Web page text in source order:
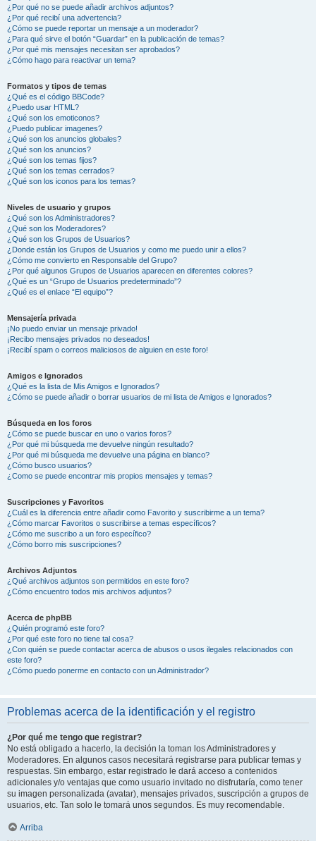
¿Por qué no se puede añadir archivos adjuntos?
¿Por qué recibí una advertencia?
¿Cómo se puede reportar un mensaje a un moderador?
¿Para qué sirve el botón “Guardar” en la publicación de temas?
¿Por qué mis mensajes necesitan ser aprobados?
¿Cómo hago para reactivar un tema?
Formatos y tipos de temas
¿Qué es el código BBCode?
¿Puedo usar HTML?
¿Qué son los emoticonos?
¿Puedo publicar imagenes?
¿Qué son los anuncios globales?
¿Qué son los anuncios?
¿Qué son los temas fijos?
¿Qué son los temas cerrados?
¿Qué son los iconos para los temas?
Niveles de usuario y grupos
¿Qué son los Administradores?
¿Qué son los Moderadores?
¿Qué son los Grupos de Usuarios?
¿Donde están los Grupos de Usuarios y como me puedo unir a ellos?
¿Cómo me convierto en Responsable del Grupo?
¿Por qué algunos Grupos de Usuarios aparecen en diferentes colores?
¿Qué es un “Grupo de Usuarios predeterminado”?
¿Qué es el enlace “El equipo”?
Mensajería privada
¡No puedo enviar un mensaje privado!
¡Recibo mensajes privados no deseados!
¡Recibí spam o correos maliciosos de alguien en este foro!
Amigos e Ignorados
¿Qué es la lista de Mis Amigos e Ignorados?
¿Cómo se puede añadir o borrar usuarios de mi lista de Amigos e Ignorados?
Búsqueda en los foros
¿Cómo se puede buscar en uno o varios foros?
¿Por qué mi búsqueda me devuelve ningún resultado?
¿Por qué mi búsqueda me devuelve una página en blanco?
¿Cómo busco usuarios?
¿Como se puede encontrar mis propios mensajes y temas?
Suscripciones y Favoritos
¿Cuál es la diferencia entre añadir como Favorito y suscribirme a un tema?
¿Cómo marcar Favoritos o suscribirse a temas específicos?
¿Cómo me suscribo a un foro específico?
¿Cómo borro mis suscripciones?
Archivos Adjuntos
¿Qué archivos adjuntos son permitidos en este foro?
¿Cómo encuentro todos mis archivos adjuntos?
Acerca de phpBB
¿Quién programó este foro?
¿Por qué este foro no tiene tal cosa?
¿Con quién se puede contactar acerca de abusos o usos ilegales relacionados con
este foro?
¿Cómo puedo ponerme en contacto con un Administrador?
Problemas acerca de la identificación y el registro
¿Por qué me tengo que registrar?
No está obligado a hacerlo, la decisión la toman los Administradores y
Moderadores. En algunos casos necesitará registrarse para publicar temas y
respuestas. Sin embargo, estar registrado le dará acceso a contenidos
adicionales y/o ventajas que como usuario invitado no disfrutaría, como tener
su imagen personalizada (avatar), mensajes privados, suscripción a grupos de
usuarios, etc. Tan solo le tomará unos segundos. Es muy recomendable.
Arriba